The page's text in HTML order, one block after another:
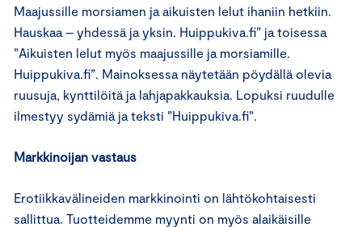
Maajussille morsiamen ja aikuisten lelut ihaniin hetkiin.
Hauskaa – yhdessä ja yksin. Huippukiva.fi” ja toisessa
”Aikuisten lelut myös maajussille ja morsiamille.
Huippukiva.fi”. Mainoksessa näytetään pöydällä olevia
ruusuja, kynttilöitä ja lahjapakkauksia. Lopuksi ruudulle
ilmestyy sydämiä ja teksti ”Huippukiva.fi”.
Markkinoijan vastaus
Erotiikkavälineiden markkinointi on lähtökohtaisesti
sallittua. Tuotteidemme myynti on myös alaikäisille